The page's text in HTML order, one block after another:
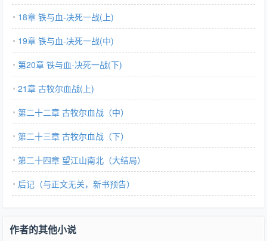
18章 铁与血-决死一战(上)
19章 铁与血-决死一战(中)
第20章 铁与血-决死一战(下)
21章 古牧尔血战(上)
第二十二章 古牧尔血战（中）
第二十三章 古牧尔血战（下）
第二十四章 望江山南北（大结局）
后记（与正文无关，新书预告）
作者的其他小说